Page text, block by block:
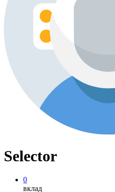
Selector
0
вклад